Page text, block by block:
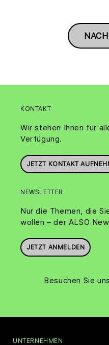
KONTAKT
Wir stehen Ihnen für
Verfügung.
JETZT KONTAKT
NEWSLETTER
Nur die Themen, die
wollen – der ALSO
JETZT ANMELDEN
Besuchen Sie
UNTERNEHMEN